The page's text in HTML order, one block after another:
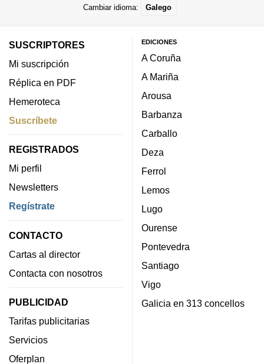
Cambiar idioma: Galego
SUSCRIPTORES
Mi suscripción
Réplica en PDF
Hemeroteca
Suscríbete
REGISTRADOS
Mi perfil
Newsletters
Regístrate
CONTACTO
Cartas al director
Contacta con nosotros
PUBLICIDAD
Tarifas publicitarias
Servicios
Oferplan
EDICIONES
A Coruña
A Mariña
Arousa
Barbanza
Carballo
Deza
Ferrol
Lemos
Lugo
Ourense
Pontevedra
Santiago
Vigo
Galicia en 313 concellos